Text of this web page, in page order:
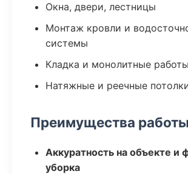
Окна, двери, лестницы
Монтаж кровли и
системы
Кладка и монолитные работы
Натяжные и реечные
Преимущества
Аккуратность на объекте и
уборка